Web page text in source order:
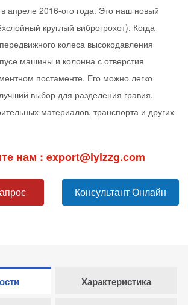
в апреле 2016-ого года. Это наш новый
круглый виброгрохот). Когда
колеса высокодавления
машины и колонна с отверстия
постаменте. Его можно легко
выбор для разделения гравия,
материалов, транспорта и других
нам : export@lylzzg.com
Консультант Онлайн
Характеристика